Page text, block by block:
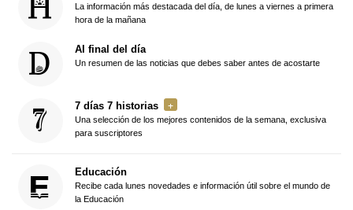
La información más destacada del día, de lunes a viernes a primera
hora de la mañana
Al final del día
Un resumen de las noticias que debes saber antes de acostarte
7 días 7 historias
Una selección de los mejores contenidos de la semana, exclusiva
para suscriptores
Educación
Recibe cada lunes novedades e información útil sobre el mundo de
la Educación